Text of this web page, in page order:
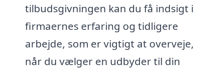
tilbudsgivningen kan du få indsigt i
firmaernes erfaring og tidligere
arbejde, som er vigtigt at overveje,
når du vælger en udbyder til din